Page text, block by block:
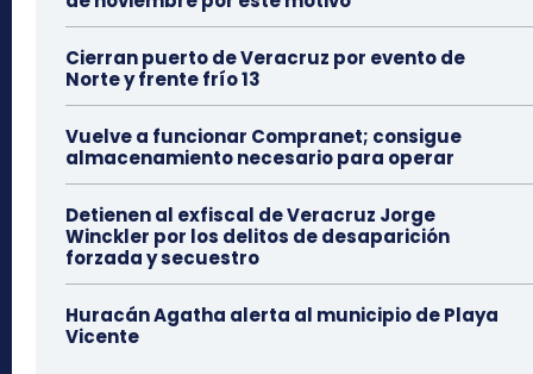
Cierran puerto de Veracruz por evento de
Norte y frente frío 13
Vuelve a funcionar Compranet; consigue
almacenamiento necesario para operar
Detienen al exfiscal de Veracruz Jorge
Winckler por los delitos de desaparición
forzada y secuestro
Huracán Agatha alerta al municipio de Playa
Vicente